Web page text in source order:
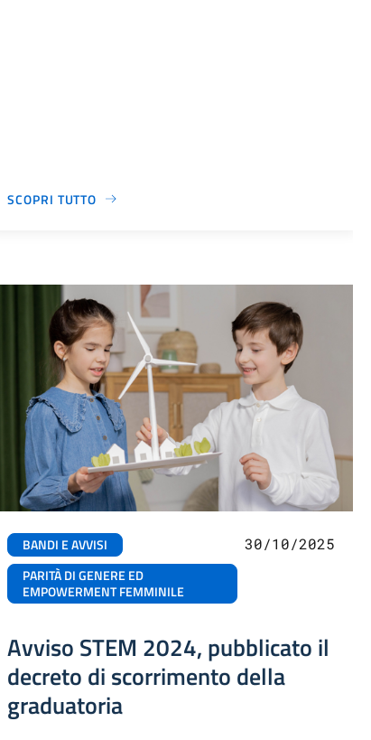
SCOPRI TUTTO
BANDI E AVVISI
PARITÀ DI GENERE ED
EMPOWERMENT FEMMINILE
30/10/2025
Avviso STEM 2024, pubblicato il
decreto di scorrimento della
graduatoria